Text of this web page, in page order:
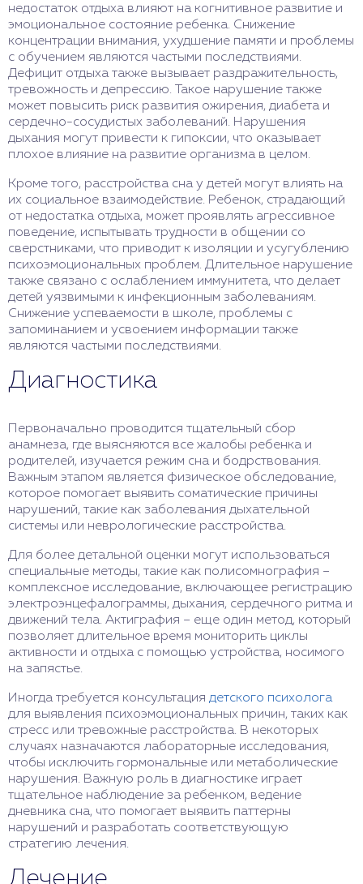
недостаток отдыха влияют на когнитивное развитие и
эмоциональное состояние ребенка. Снижение
концентрации внимания, ухудшение памяти и проблемы
с обучением являются частыми последствиями.
Дефицит отдыха также вызывает раздражительность,
тревожность и депрессию. Такое нарушение также
может повысить риск развития ожирения, диабета и
сердечно-сосудистых заболеваний. Нарушения
дыхания могут привести к гипоксии, что оказывает
плохое влияние на развитие организма в целом.
Кроме того, расстройства сна у детей могут влиять на
их социальное взаимодействие. Ребенок, страдающий
от недостатка отдыха, может проявлять агрессивное
поведение, испытывать трудности в общении со
сверстниками, что приводит к изоляции и усугублению
психоэмоциональных проблем. Длительное нарушение
также связано с ослаблением иммунитета, что делает
детей уязвимыми к инфекционным заболеваниям.
Снижение успеваемости в школе, проблемы с
запоминанием и усвоением информации также
являются частыми последствиями.
Диагностика
Первоначально проводится тщательный сбор
анамнеза, где выясняются все жалобы ребенка и
родителей, изучается режим сна и бодрствования.
Важным этапом является физическое обследование,
которое помогает выявить соматические причины
нарушений, такие как заболевания дыхательной
системы или неврологические расстройства.
Для более детальной оценки могут использоваться
специальные методы, такие как полисомнография –
комплексное исследование, включающее регистрацию
электроэнцефалограммы, дыхания, сердечного ритма и
движений тела. Актиграфия – еще один метод, который
позволяет длительное время мониторить циклы
активности и отдыха с помощью устройства, носимого
на запястье.
Иногда требуется консультация детского психолога
для выявления психоэмоциональных причин, таких как
стресс или тревожные расстройства. В некоторых
случаях назначаются лабораторные исследования,
чтобы исключить гормональные или метаболические
нарушения. Важную роль в диагностике играет
тщательное наблюдение за ребенком, ведение
дневника сна, что помогает выявить паттерны
нарушений и разработать соответствующую
стратегию лечения.
Лечение